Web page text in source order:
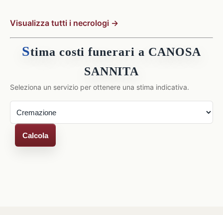
Visualizza tutti i necrologi →
Stima costi funerari a CANOSA
SANNITA
Seleziona un servizio per ottenere una stima indicativa.
Calcola